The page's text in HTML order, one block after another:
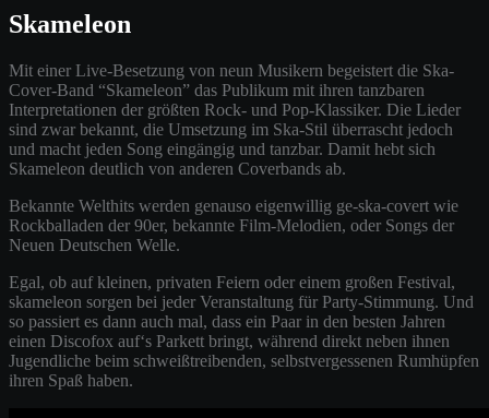
Skameleon
Mit einer Live-Besetzung von neun Musikern begeistert die Ska-
Cover-Band “Skameleon” das Publikum mit ihren tanzbaren
Interpretationen der größten Rock- und Pop-Klassiker. Die Lieder
sind zwar bekannt, die Umsetzung im Ska-Stil überrascht jedoch
und macht jeden Song eingängig und tanzbar. Damit hebt sich
Skameleon deutlich von anderen Coverbands ab.
Bekannte Welthits werden genauso eigenwillig ge-ska-covert wie
Rockballaden der 90er, bekannte Film-Melodien, oder Songs der
Neuen Deutschen Welle.
Egal, ob auf kleinen, privaten Feiern oder einem großen Festival,
skameleon sorgen bei jeder Veranstaltung für Party-Stimmung. Und
so passiert es dann auch mal, dass ein Paar in den besten Jahren
einen Discofox auf‘s Parkett bringt, während direkt neben ihnen
Jugendliche beim schweißtreibenden, selbstvergessenen Rumhüpfen
ihren Spaß haben.